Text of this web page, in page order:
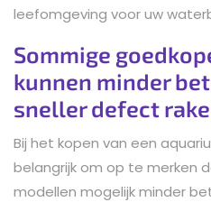
leefomgeving voor uw
Sommige
kunnen minder
sneller defect
Bij het kopen van een
belangrijk om op te merken
modellen mogelijk minder